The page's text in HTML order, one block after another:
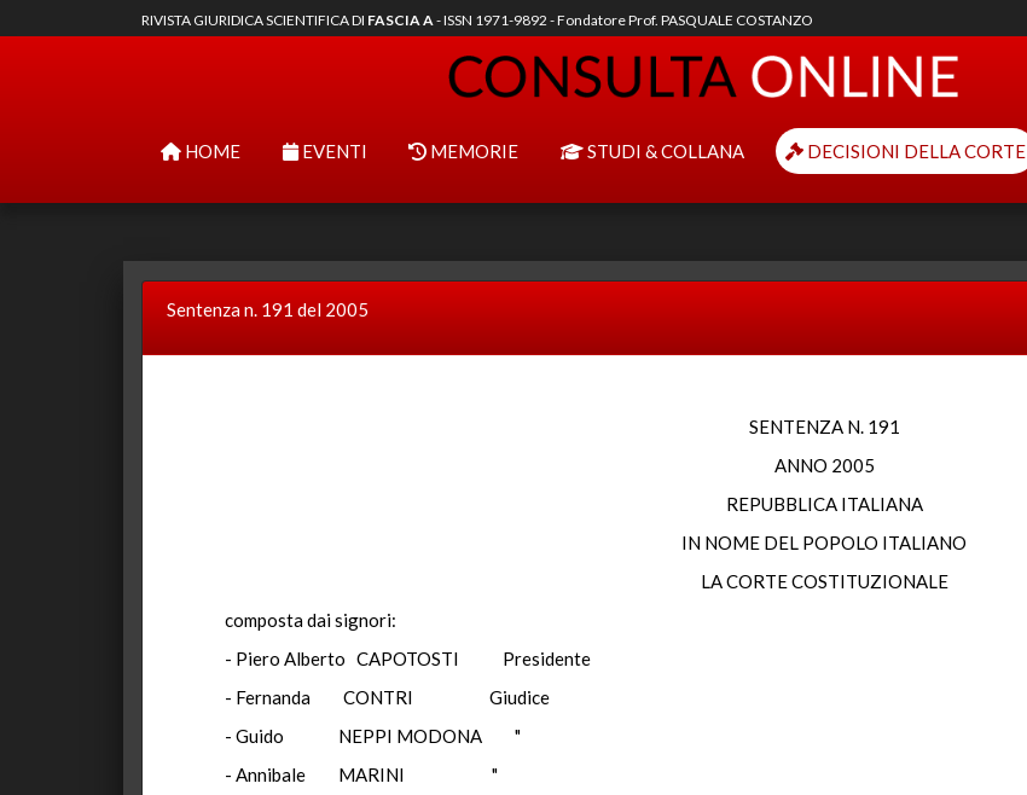
RIVISTA GIURIDICA SCIENTIFICA DI FASCIA A- ISSN 1971-9892 - Fondatore Prof. PASQUALE COSTANZO
HOME EVENTI MEMORIE STUDI & COLLANA DECISIONI DELLA CORTE
Sentenza n. 191 del 2005
SENTENZA N. 191
ANNO 2005
REPUBBLICA ITALIANA
IN NOME DEL POPOLO ITALIANO
LA CORTE COSTITUZIONALE
composta dai signori:
- Piero Alberto CAPOTOSTI Presidente
- Fernanda CONTRI Giudice
- Guido NEPPI MODONA "
- Annibale MARINI "